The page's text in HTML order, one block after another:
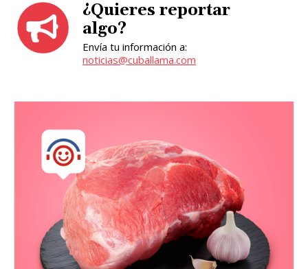
¿Quieres reportar
algo?
Envía tu información a:
noticias@cuballama.com